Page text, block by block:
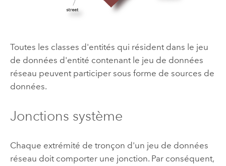
Toutes les classes d'entités qui résident dans le jeu
de données d'entité contenant le jeu de données
réseau peuvent participer sous forme de sources de
données.
Jonctions système
Chaque extrémité de tronçon d'un jeu de données
réseau doit comporter une jonction. Par conséquent,